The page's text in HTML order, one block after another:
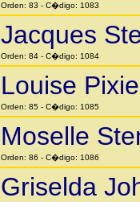
Orden: 83 - C�digo: 1083
Jacques
Orden: 84 - C�digo: 1084
Louise
Orden: 85 - C�digo: 1085
Moselle
Orden: 86 - C�digo: 1086
Griselda